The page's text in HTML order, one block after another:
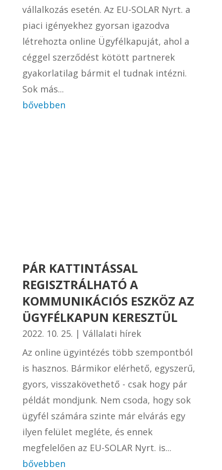
vállalkozás esetén. Az EU-SOLAR Nyrt. a
piaci igényekhez gyorsan igazodva
létrehozta online Ügyfélkapuját, ahol a
céggel szerződést kötött partnerek
gyakorlatilag bármit el tudnak intézni.
Sok más...
bővebben
PÁR KATTINTÁSSAL
REGISZTRÁLHATÓ A
KOMMUNIKÁCIÓS ESZKÖZ AZ
ÜGYFÉLKAPUN KERESZTÜL
2022. 10. 25. | Vállalati hírek
Az online ügyintézés több szempontból
is hasznos. Bármikor elérhető, egyszerű,
gyors, visszakövethető - csak hogy pár
példát mondjunk. Nem csoda, hogy sok
ügyfél számára szinte már elvárás egy
ilyen felület megléte, és ennek
megfelelően az EU-SOLAR Nyrt. is...
bővebben